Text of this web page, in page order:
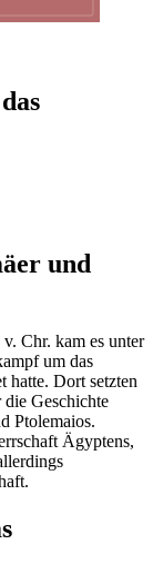
und
Chr. kam es unter
um das
hatte. Dort setzten
Geschichte
Ptolemaios.
Ägyptens,